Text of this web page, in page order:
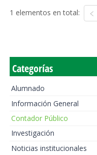
1 elementos en total:
Categorías
Alumnado
Información General
Contador Público
Investigación
Noticias institucionales